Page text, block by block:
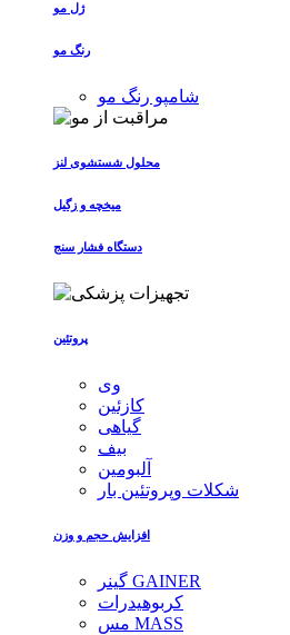
ژل مو
رنگ مو
شامپو رنگ مو
محلول شستشوی لنز
میخچه و زگیل
دستگاه فشار سنج
پروتئین
وی
کازئین
گیاهی
بیف
آلبومین
شکلات وپروتئین بار
افزایش حجم و وزن
گینر GAINER
کربوهیدرات
مس MASS